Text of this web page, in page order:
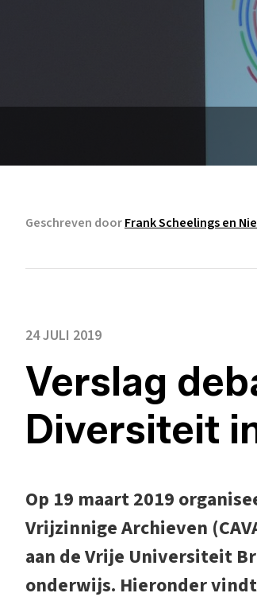
Geschreven doorFrank Scheelings en
24 JULI 2019
Verslag
Diversiteit
Op 19 maart 2019
Vrijzinnige Archieven
aan de Vrije Universiteit
onderwijs. Hieronder